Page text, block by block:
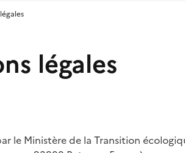
légales
le Ministère de la Transition